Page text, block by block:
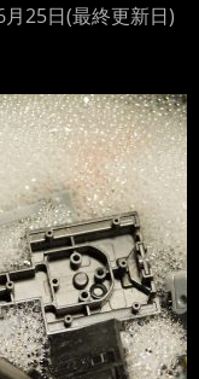
25日(最終更新日)